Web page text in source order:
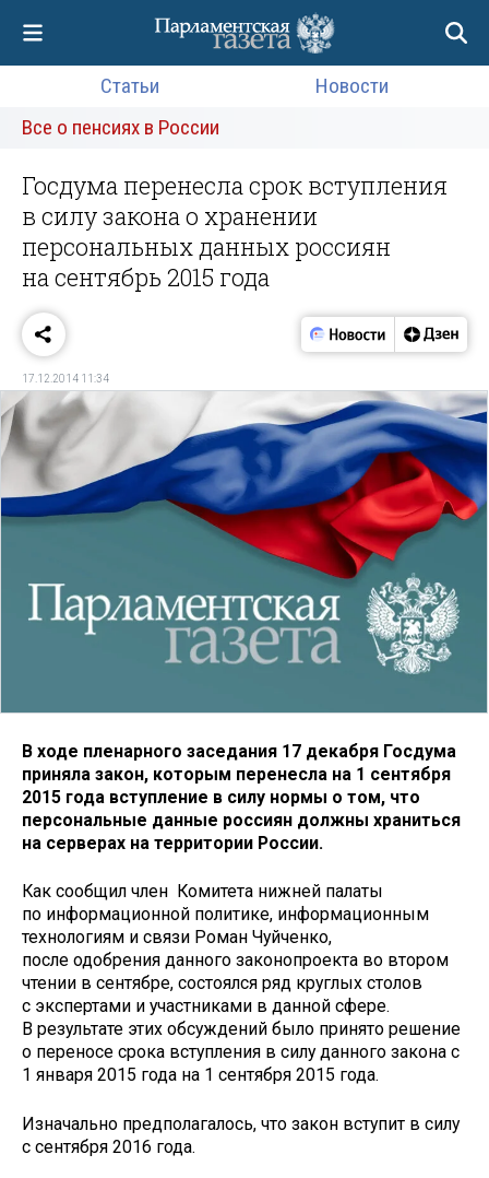
Статьи
Новости
Все о пенсиях в России
Госдума перенесла срок вступления
в силу закона о хранении
персональных данных россиян
на сентябрь 2015 года
17.12.2014 11:34
В ходе пленарного заседания 17 декабря Госдума
приняла закон, которым перенесла на 1 сентября
2015 года вступление в силу нормы о том, что
персональные данные россиян должны храниться
на серверах на территории России.
Как сообщил член Комитета нижней палаты
по информационной политике, информационным
технологиям и связи Роман Чуйченко,
после одобрения данного законопроекта во втором
чтении в сентябре, состоялся ряд круглых столов
с экспертами и участниками в данной сфере.
В результате этих обсуждений было принято решение
о переносе срока вступления в силу данного закона с
1 января 2015 года на 1 сентября 2015 года.
Изначально предполагалось, что закон вступит в силу
с сентября 2016 года.